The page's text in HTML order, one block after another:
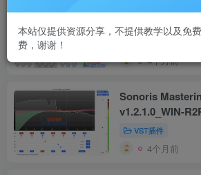
Sonoris
v1.2.1.0_WIN-
4个月前
Sonoris
v1.2.1.0_WIN-
VST插件
4个月前
本站仅提供资源分享，不提供教学以及免
费，谢谢！